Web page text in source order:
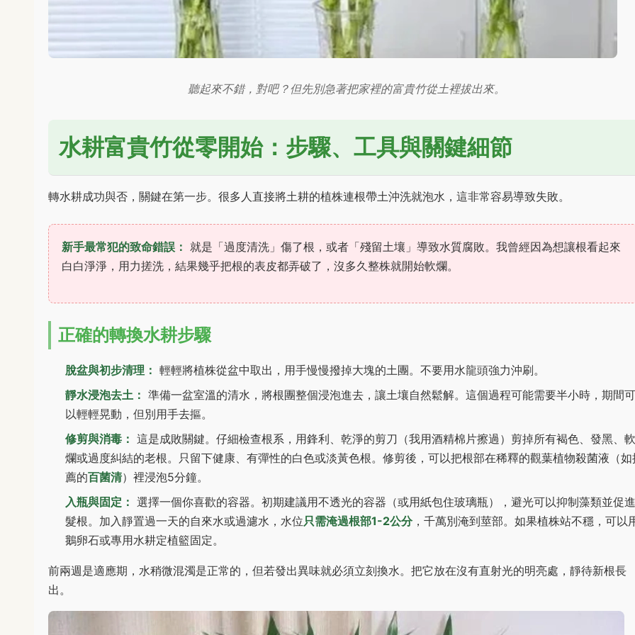
聽起來不錯，對吧？但先別急著把家裡的富貴竹從土裡拔出來。
水耕富貴竹從零開始：步驟、工具與關鍵細節
轉水耕成功與否，關鍵在第一步。很多人直接將土耕的植株連根帶土沖洗就泡水，這非常容易導致失敗。
新手最常犯的致命錯誤： 就是「過度清洗」傷了根，或者「殘留土壤」導致水質腐敗。我曾經因為想讓根看起來
白白淨淨，用力搓洗，結果幾乎把根的表皮都弄破了，沒多久整株就開始軟爛。
正確的轉換水耕步驟
脫盆與初步清理： 輕輕將植株從盆中取出，用手慢慢撥掉大塊的土團。不要用水龍頭強力沖刷。
靜水浸泡去土： 準備一盆室溫的清水，將根團整個浸泡進去，讓土壤自然鬆解。這個過程可能需要半小時，期間可
以輕輕晃動，但別用手去摳。
修剪與消毒： 這是成敗關鍵。仔細檢查根系，用鋒利、乾淨的剪刀（我用酒精棉片擦過）剪掉所有褐色、發黑、軟
爛或過度糾結的老根。只留下健康、有彈性的白色或淡黃色根。修剪後，可以把根部在稀釋的觀葉植物殺菌液（如
薦的百菌清）裡浸泡5分鐘。
入瓶與固定： 選擇一個你喜歡的容器。初期建議用不透光的容器（或用紙包住玻璃瓶），避光可以抑制藻類並促進
髮根。加入靜置過一天的自來水或過濾水，水位只需淹過根部1-2公分，千萬別淹到莖部。如果植株站不穩，可以
鵝卵石或專用水耕定植籃固定。
前兩週是適應期，水稍微混濁是正常的，但若發出異味就必須立刻換水。把它放在沒有直射光的明亮處，靜待新根長
出。